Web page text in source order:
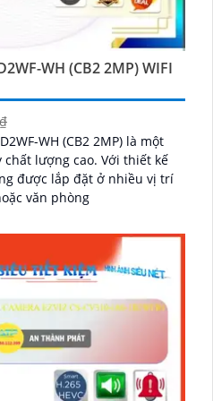
WH (CB2 2MP) WIFI
WH (CB2 2MP) là một
cao. Với thiết kế
được lắp đặt ở nhiều vị trí
văn phòng